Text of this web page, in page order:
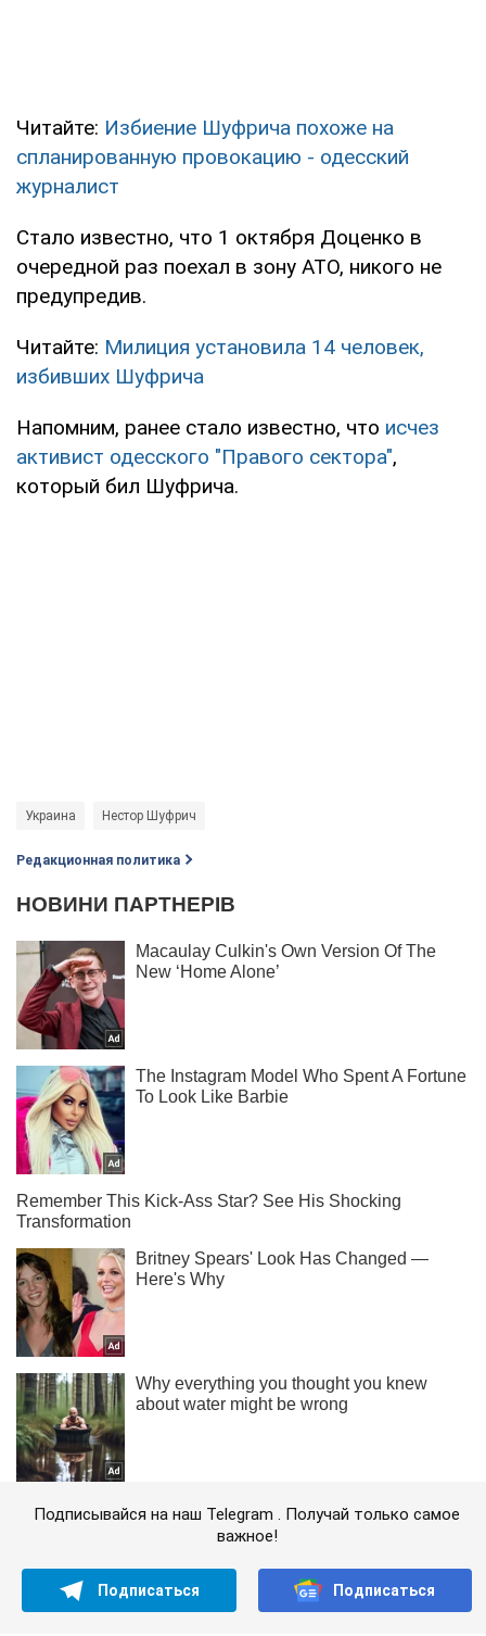
Читайте: Избиение Шуфрича похоже на
спланированную провокацию - одесский
журналист
Стало известно, что 1 октября Доценко в
очередной раз поехал в зону АТО, никого не
предупредив.
Читайте: Милиция установила 14 человек,
избивших Шуфрича
Напомним, ранее стало известно, что исчез
активист одесского "Правого сектора",
который бил Шуфрича.
Украина Нестор Шуфрич
Редакционная политика
Подписывайся на наш Telegram . Получай только самое
важное!
Подписаться Подписаться